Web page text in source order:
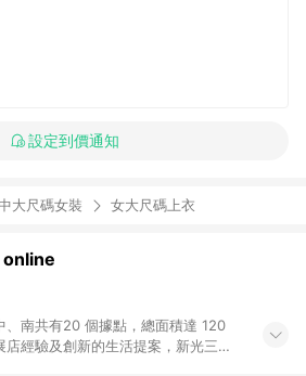
設定到價通知
大尺碼女裝 女大尺碼上衣
online
、南共有20 個據點，總面積達 120
經驗及創新的生活提案，新光三越